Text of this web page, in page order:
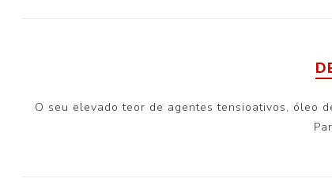
O seu elevado teor de agentes tensioativos, óleo